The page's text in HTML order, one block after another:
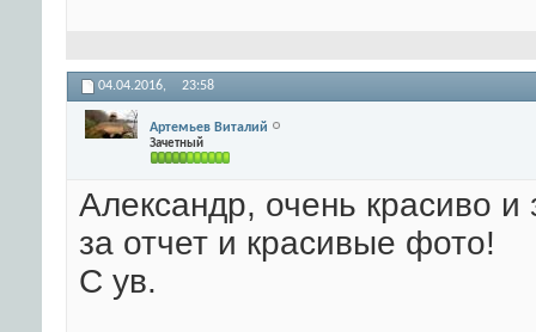
04.04.2016, 23:58
Артемьев Виталий
Зачетный
Александр, очень красиво
за отчет и красивые фото!
С ув.